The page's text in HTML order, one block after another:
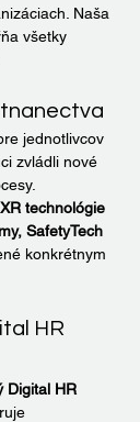
Naša
všetky
jednotlivcov
zvládli nové
technológie
SafetyTech
konkrétnym
HR
Digital HR